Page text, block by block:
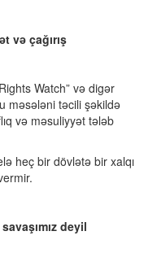
və çağırış
Watch” və digər
məsələni təcili şəkildə
və məsuliyyət tələb
heç bir dövlətə bir xalqı
deyil